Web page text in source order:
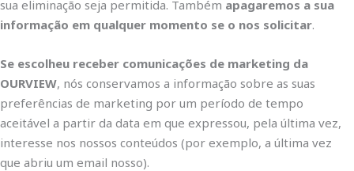
sua eliminação seja permitida. Também apagaremos a sua
informação em qualquer momento se o nos solicitar.
Se escolheu receber comunicações de marketing da
OURVIEW, nós conservamos a informação sobre as suas
preferências de marketing por um período de tempo
aceitável a partir da data em que expressou, pela última vez,
interesse nos nossos conteúdos (por exemplo, a última vez
que abriu um email nosso).